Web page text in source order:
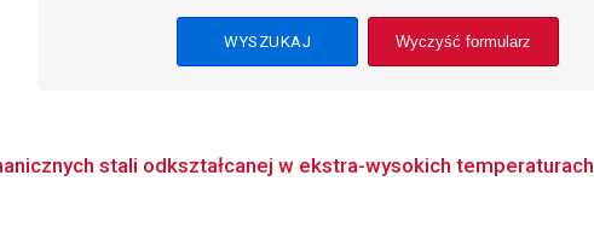
Wyczyść formularz
stali odkształcanej w ekstra-wysokich temperaturach